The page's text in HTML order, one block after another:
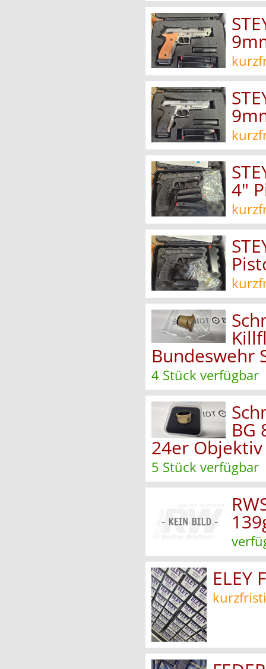
4"
Bundeswehr
4 Stück verfügbar
BG
24er Objektiv
5 Stück verfügbar
ELEY